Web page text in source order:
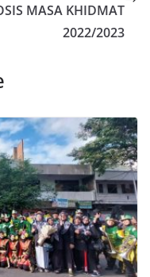
MASA KHIDMAT
2022/2023